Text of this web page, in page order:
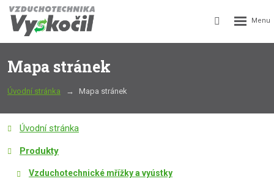
Vyhledávání
Rozbalení
Mapa stránek
Úvodní stránka Mapa stránek
Úvodní stránka
Produkty
Vzduchotechnické mřížky a vyústky